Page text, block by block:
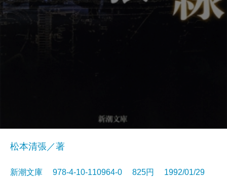
松本清張／著
新潮文庫 978-4-10-110964-0 825円 1992/01/29